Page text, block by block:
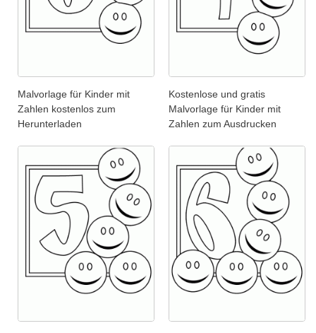
Malvorlage für Kinder mit
Zahlen kostenlos zum
Herunterladen
Kostenlose und gratis
Malvorlage für Kinder mit
Zahlen zum Ausdrucken